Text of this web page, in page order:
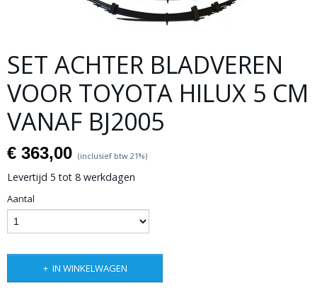
SET ACHTER BLADVEREN
VOOR TOYOTA HILUX 5 CM
VANAF BJ2005
€ 363,00 (inclusief btw 21%)
Levertijd 5 tot 8 werkdagen
Aantal
IN WINKELWAGEN